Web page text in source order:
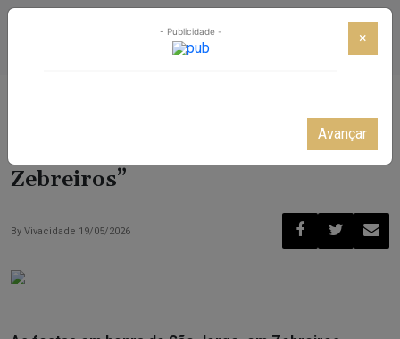
×
- Publicidade -
Avançar
Comissão Festas de São Jorge:
“Foi uma festa nunca vista em
Zebreiros”
By Vivacidade 19/05/2026